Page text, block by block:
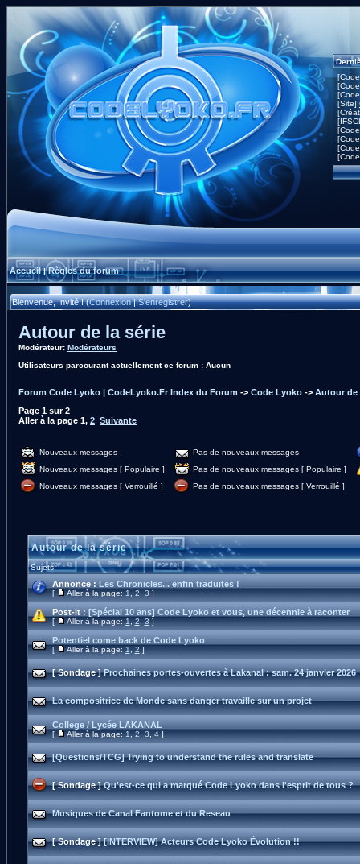
[Site]
Accueil|Règles du forum
Bienvenue, Invité ! (Connexion|S'enregistrer)
Autour de la série
Modérateur: Modérateurs
Utilisateurs parcourant actuellement ce forum : Aucun
Forum Code Lyoko | CodeLyoko.Fr Index du Forum -> Code Lyoko -> Autour de
Page 1 sur2
Aller à la page 1, 2 Suivante
Nouveaux messages
Pas de nouveaux messages
Nouveaux messages [ Populaire ]
Pas de nouveaux messages [ Populaire ]
Nouveaux messages [ Verrouillé ]
Pas de nouveaux messages [ Verrouillé ]
Autour de la série
Sujets
Annonce : Les Chronicles... enfin traduites !
[ Aller à la page:1,2,3]
Post-it : [Spécial 10 ans] Code Lyoko et vous, une décennie à raconter
[ Aller à la page:1,2,3]
Potentiel come back de Code Lyoko
[ Aller à la page:1,2]
[ Sondage ] Prochaines portes-ouvertes à Lakanal : sam. 24 janvier 2026
La compositrice de Monde sans danger travaille sur un projet
College / Lycée LAKANAL
[ Aller à la page:1,2,3,4]
[Questions/TCG] Trying to understand the rules and translate
[ Sondage ] Qu'est-ce qui a marqué Code Lyoko dans l'esprit de tous ?
Musiques de Canal Fantome et du Reseau
[ Sondage ] [INTERVIEW] Acteurs Code Lyoko Évolution !!